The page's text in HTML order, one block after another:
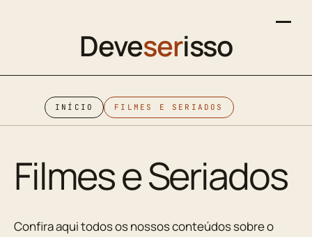
Deveserisso
INÍCIO FILMES E SERIADOS
Filmes e Seriados
Confira aqui todos os nossos conteúdos sobre o